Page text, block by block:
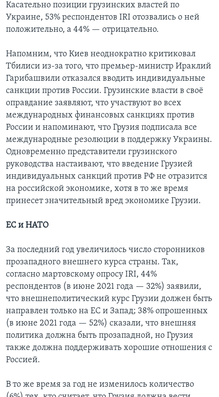
Касательно позиции грузинских властей по
Украине, 53% респондентов IRI отозвались о ней
положительно, а 44% — отрицательно.
Напомним, что Киев неоднократно критиковал
Тбилиси из-за того, что премьер-министр Ираклий
Гарибашвили отказался вводить индивидуальные
санкции против России. Грузинские власти в своё
оправдание заявляют, что участвуют во всех
международных финансовых санкциях против
России и напоминают, что Грузия подписала все
международные резолюции в поддержку Украины.
Одновременно представители грузинского
руководства настаивают, что введение Грузией
индивидуальных санкций против РФ не отразится
на российской экономике, хотя в то же время
принесет значительный вред экономике Грузии.
ЕС и НАТО
За последний год увеличилось число сторонников
прозападного внешнего курса страны. Так,
согласно мартовскому опросу IRI, 44%
респондентов (в июне 2021 года — 32%) заявили,
что внешнеполитический курс Грузии должен быть
направлен только на ЕС и Запад; 38% опрошенных
(в июне 2021 года — 52%) сказали, что внешняя
политика должна быть прозападной, но Грузия
также должна поддерживать хорошие отношения с
Россией.
В то же время за год не изменилось количество